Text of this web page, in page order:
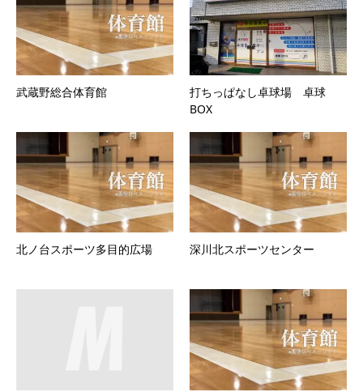
武蔵野総合体育館
打ちっぱなし卓球場 卓球
BOX
北ノ台スポーツ多目的広場 深川北スポーツセンター